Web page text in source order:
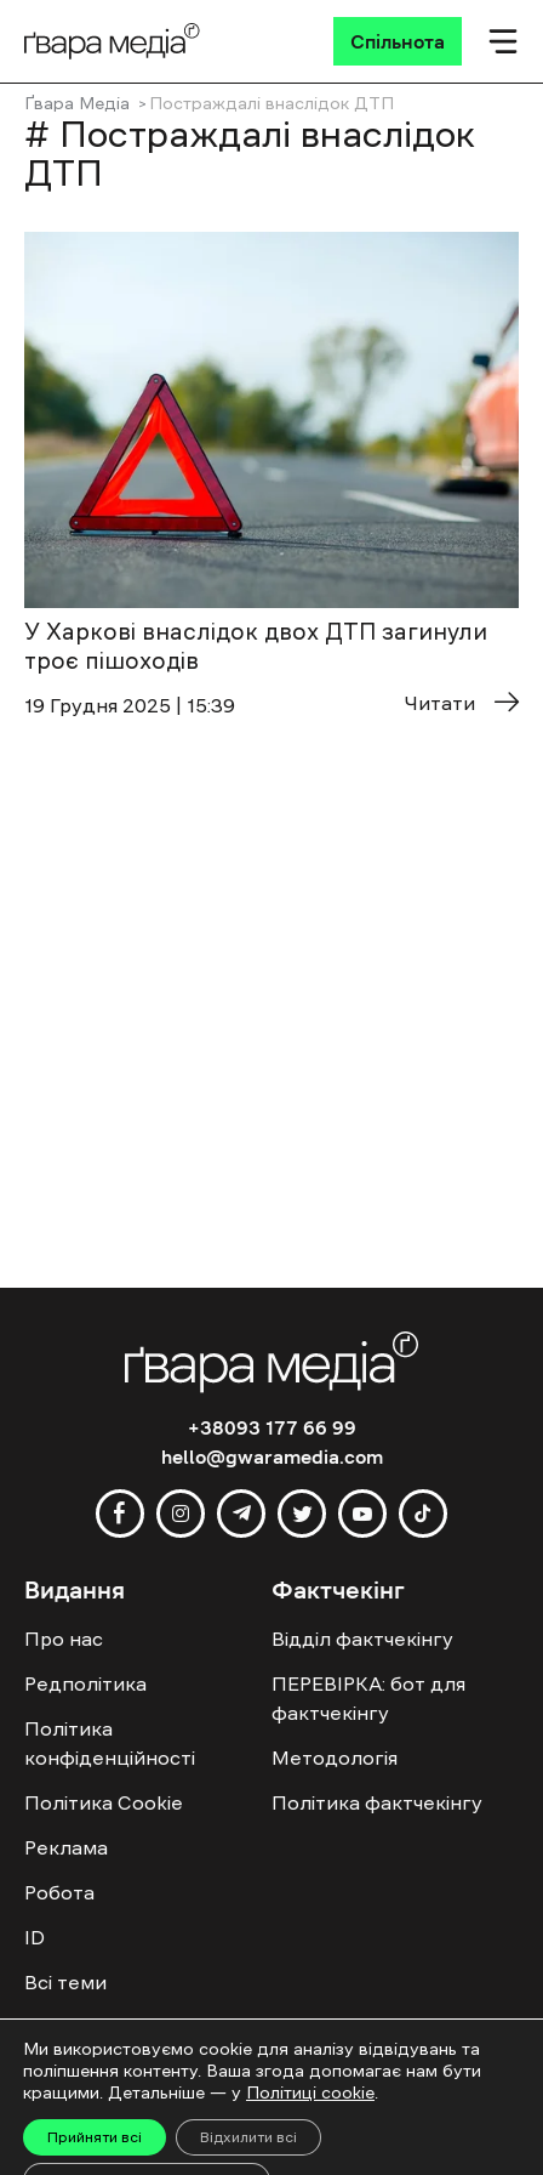
Спільнота
Ґвара Медіа Постраждалі внаслідок ДТП
# Постраждалі внаслідок
ДТП
У Харкові внаслідок двох ДТП загинули
троє пішоходів
19 Грудня 2025 | 15:39 Читати
+38093 177 66 99
hello@gwaramedia.com
Видання
Про нас
Редполітика
Політика
конфіденційності
Політика Cookie
Реклама
Робота
ID
Всі теми
Публічний договір
Фактчекінг
Відділ фактчекінгу
ПЕРЕВІРКА: бот для
фактчекінгу
Методологія
Політика фактчекінгу
Мультимедіа
Відео
Спільнота
Приєднатись
Ми використовуємо cookie для аналізу відвідувань та
поліпшення контенту. Ваша згода допомагає нам бути
кращими. Детальніше — у Політиці cookie
Прийняти всі Відхилити всі